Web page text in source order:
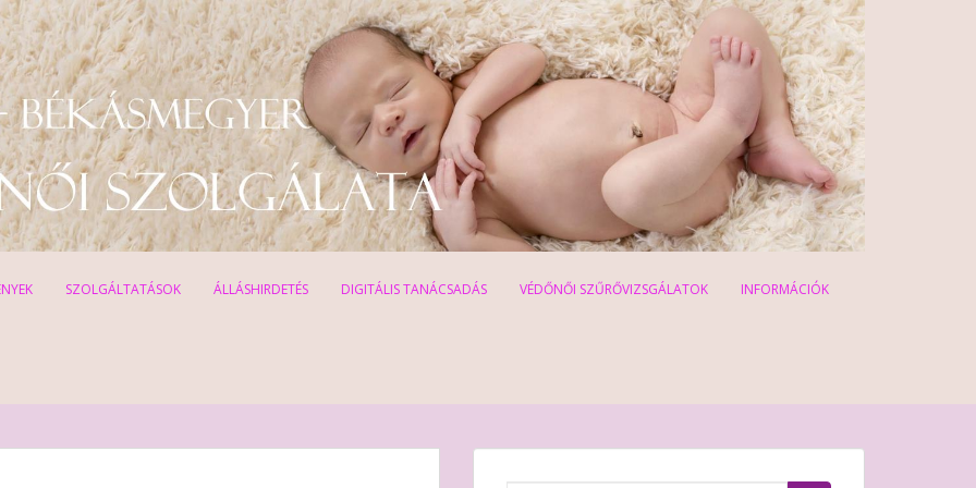
SZOLGÁLTATÁSOK ÁLLÁSHIRDETÉS DIGITÁLIS TANÁCSADÁS VÉDŐNŐI SZŰRŐVIZSGÁLATOK INFORMÁCIÓK